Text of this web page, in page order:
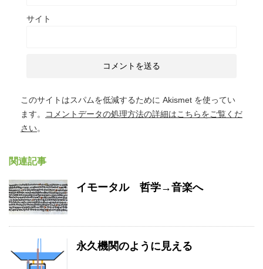
サイト
このサイトはスパムを低減するために Akismet を使ってい
ます。
コメントデータの処理方法の詳細はこちらをご覧くだ
さい。
関連記事
イモータル 哲学→音楽へ
永久機関のように見える